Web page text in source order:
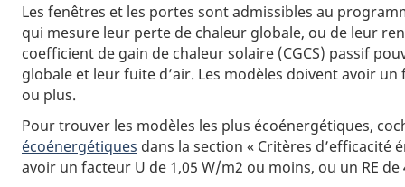
Les fenêtres et les portes sont admissibles au
qui mesure leur perte de chaleur globale, ou de leur
coefficient de gain de chaleur solaire (CGCS) passif
globale et leur fuite d’air. Les modèles doivent avoir
ou plus.
Pour trouver les modèles les plus écoénergétiques,
écoénergétiques dans la section « Critères d’efficacité
avoir un facteur U de 1,05 W/m2 ou moins, ou un RE de